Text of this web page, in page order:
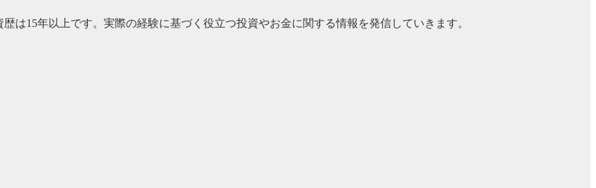
は15年以上です。実際の経験に基づく役立つ投資やお金に関する情報を発信していきます。